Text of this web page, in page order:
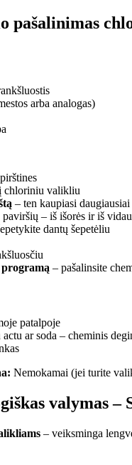
pašalinimas
arba analogas)
chloriniu valikliu
– ten kaupiasi
– iš išorės ir iš
dantų šepetėliu
programą – pašalinsite
patalpoje
ar soda – cheminis
Nemokamai (jei turite
valymas –
– veiksminga